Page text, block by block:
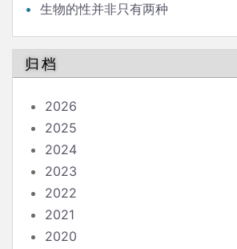
生物的性并非只有两种
归档
2026
2025
2024
2023
2022
2021
2020